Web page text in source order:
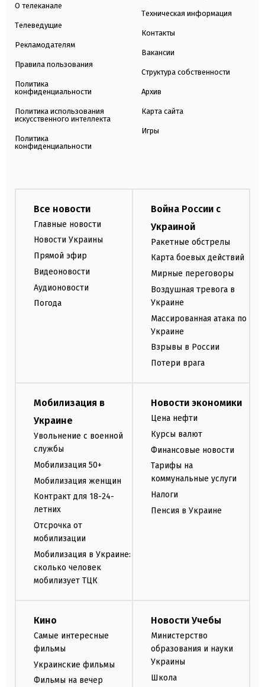
О телеканале
Телеведущие
Рекламодателям
Правила пользования
Политика
конфиденциальности
Политика использования
искусственного интеллекта
Политика
конфиденциальности
Техническая информация
Контакты
Вакансии
Структура собственности
Архив
Карта сайта
Игры
Все новости
Главные новости
Новости Украины
Прямой эфир
Видеоновости
Аудионовости
Погода
Война России с
Украиной
Ракетные обстрелы
Карта боевых действий
Мирные переговоры
Воздушная тревога в
Украине
Массированная атака по
Украине
Взрывы в России
Потери врага
Мобилизация в
Украине
Увольнение с военной
службы
Мобилизация 50+
Мобилизация женщин
Контракт для 18-24-
летних
Отсрочка от
мобилизации
Мобилизация в Украине:
сколько человек
мобилизует ТЦК
Новости экономики
Цена нефти
Курсы валют
Финансовые новости
Тарифы на
коммунальные услуги
Налоги
Пенсия в Украине
Кино
Самые интересные
фильмы
Украинские фильмы
Фильмы на вечер
Новости Учебы
Министерство
образования и науки
Украины
Школа